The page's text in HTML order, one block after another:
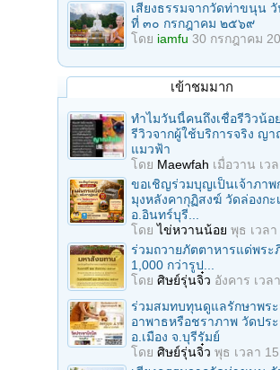
เสียงธรรมจากวัดท่าขนุน
ที่ ๓๐ กรกฎาคม ๒๕๖๙
โดย iamfu 30 กรกฎาคม
เข้าชมมาก
ทำไมวันนี้คนถึงเชื่อรีวิวน้อ
รีวิวจากผู้ใช้บริการจริง ญ
แมวฟ้า
โดย Maewfah เมื่อวาน เว
ขอเชิญร่วมบุญเป็นเจ้าภาพ
มุงหลังคากุฏิสงฆ์ วัดล่องกะ
อ.อินทร์บุรี...
โดยไข่หวานน้อย พุธ เวลา
ร่วมถวายภัตตาหารแด่พระ
1,000 กว่ารูป...
โดย ศิษย์รุ่นจิ๋ว อังคาร เวล
ร่วมสมทบทุนดูแลรักษาพร
อาพาธหรือชราภาพ วัดปร
อ.เมือง จ.บุรีรัมย์
โดย ศิษย์รุ่นจิ๋ว พุธ เวลา